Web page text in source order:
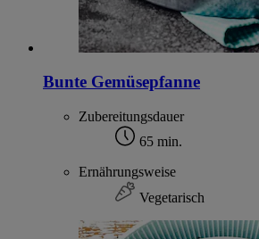
Bunte Gemüsepfanne
Zubereitungsdauer
65 min.
Ernährungsweise
Vegetarisch